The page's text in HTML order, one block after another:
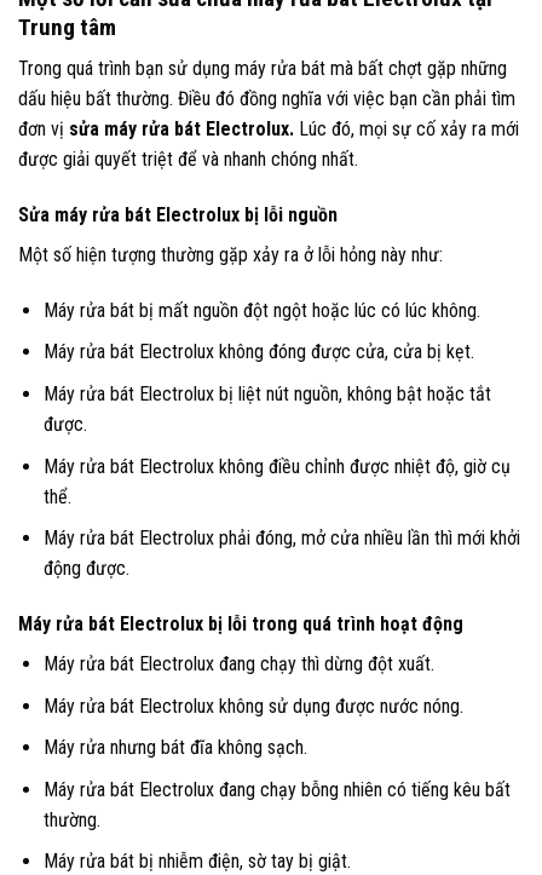
Trung tâm
Trong quá trình bạn sử dụng máy rửa bát mà bất chợt gặp những
dấu hiệu bất thường. Điều đó đồng nghĩa với việc bạn cần phải tìm
đơn vị sửa máy rửa bát Electrolux. Lúc đó, mọi sự cố xảy ra mới
được giải quyết triệt để và nhanh chóng nhất.
Sửa máy rửa bát Electrolux bị lỗi nguồn
Một số hiện tượng thường gặp xảy ra ở lỗi hỏng này như:
Máy rửa bát bị mất nguồn đột ngột hoặc lúc có lúc không.
Máy rửa bát Electrolux không đóng được cửa, cửa bị kẹt.
Máy rửa bát Electrolux bị liệt nút nguồn, không bật hoặc tắt
được.
Máy rửa bát Electrolux không điều chỉnh được nhiệt độ, giờ cụ
thể.
Máy rửa bát Electrolux phải đóng, mở cửa nhiều lần thì mới khởi
động được.
Máy rửa bát Electrolux bị lỗi trong quá trình hoạt động
Máy rửa bát Electrolux đang chạy thì dừng đột xuất.
Máy rửa bát Electrolux không sử dụng được nước nóng.
Máy rửa nhưng bát đĩa không sạch.
Máy rửa bát Electrolux đang chạy bỗng nhiên có tiếng kêu bất
thường.
Máy rửa bát bị nhiễm điện, sờ tay bị giật.